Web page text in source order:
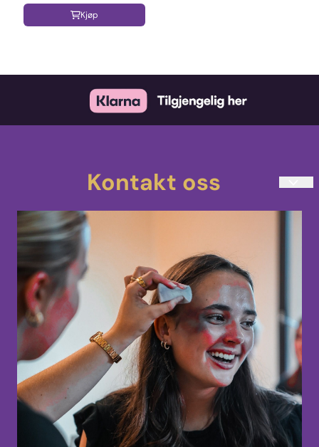
Kjøp
Kontakt oss
Mandag-Torsdag 10:00-14:00
Uranienborgveien 4
3217 Sandefjord
Norge